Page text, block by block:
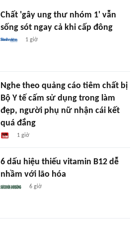
Chất 'gây ung thư nhóm 1' vẫn
sống sót ngay cả khi cấp đông
1 giờ
Nghe theo quảng cáo tiêm chất bị
Bộ Y tế cấm sử dụng trong làm
đẹp, người phụ nữ nhận cái kết
quá đắng
1 giờ
6 dấu hiệu thiếu vitamin B12 dễ
nhầm với lão hóa
6 giờ